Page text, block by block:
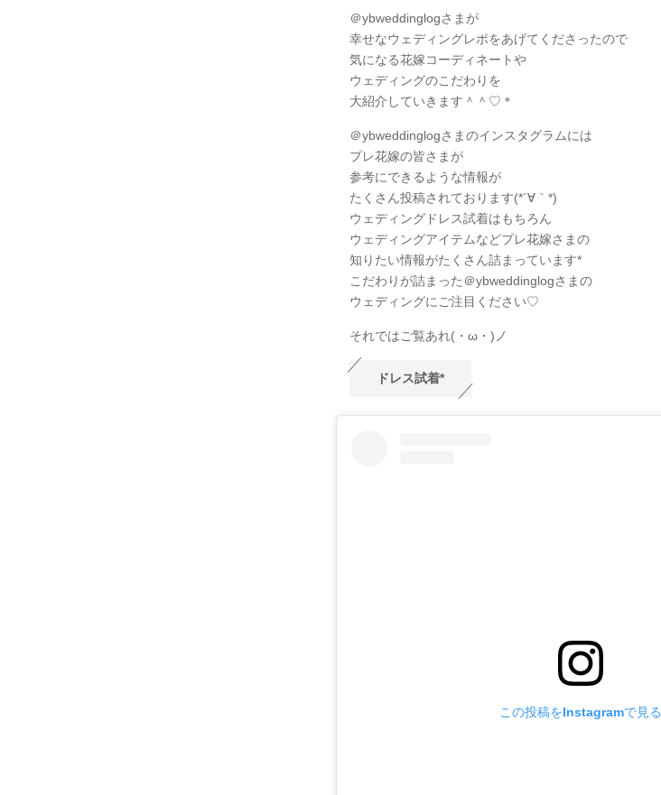
＠ybweddinglogさまが
幸せなウェディングレポをあげてくださったので
気になる花嫁コーディネートや
ウェディングのこだわりを
大紹介していきます＾＾♡＊
＠ybweddinglogさまのインスタグラムには
プレ花嫁の皆さまが
参考にできるような情報が
たくさん投稿されております(*´∀｀*)
ウェディングドレス試着はもちろん
ウェディングアイテムなどプレ花嫁さまの
知りたい情報がたくさん詰まっています*
こだわりが詰まった＠ybweddinglogさまの
ウェディングにご注目ください♡
それではご覧あれ(・ω・)ノ
ドレス試着*
この投稿をInstagramで見る